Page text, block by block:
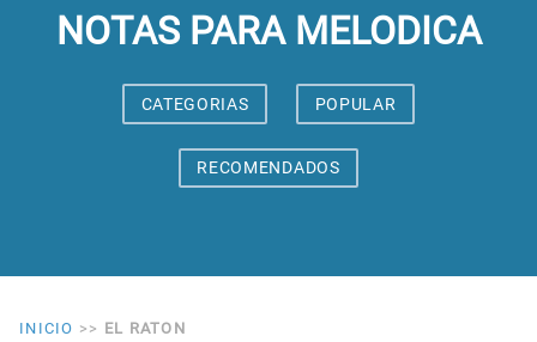
NOTAS PARA MELODICA
CATEGORIAS POPULAR
RECOMENDADOS
INICIO >> EL RATON